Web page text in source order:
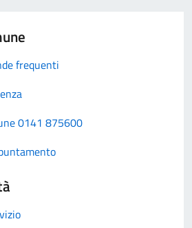
frequenti
0141 875600